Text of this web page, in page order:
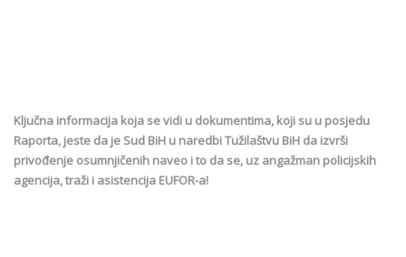
Ključna informacija koja se vidi u dokumentima, koji su u posjedu
Raporta, jeste da je Sud BiH u naredbi Tužilaštvu BiH da izvrši
privođenje osumnjičenih naveo i to da se, uz angažman policijskih
agencija, traži i asistencija EUFOR-a!